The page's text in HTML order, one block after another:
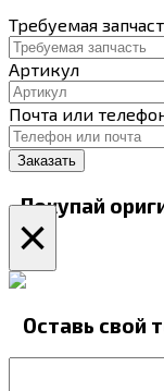
Требуемая
Артикул
Почта или
Покупай
×
Оставь свой